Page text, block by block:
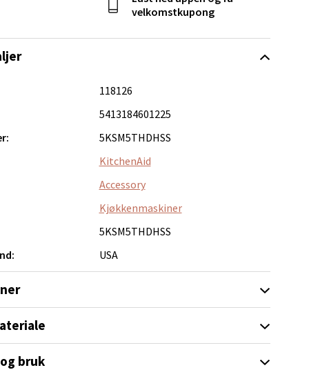
velkomstkupong
118126
5413184601225
5KSM5THDHSS
KitchenAid
Accessory
Kjøkkenmaskiner
5KSM5THDHSS
USA
bruk